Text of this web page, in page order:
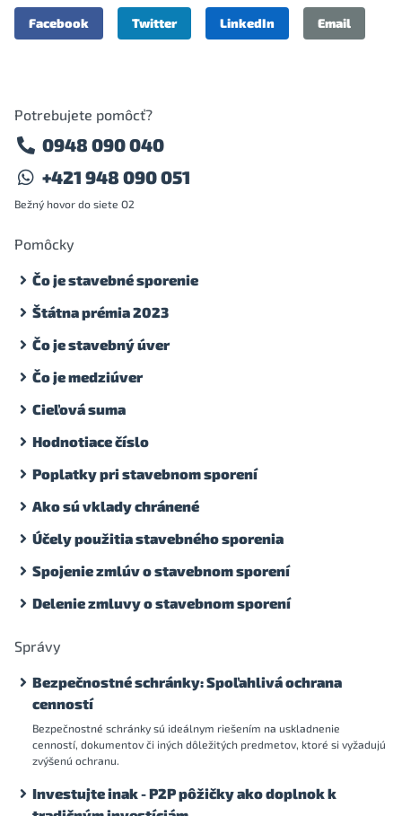
Facebook Twitter LinkedIn Email
Potrebujete pomôcť?
0948 090 040
+421 948 090 051
Bežný hovor do siete O2
Pomôcky
Čo je stavebné sporenie
Štátna prémia 2023
Čo je stavebný úver
Čo je medziúver
Cieľová suma
Hodnotiace číslo
Poplatky pri stavebnom sporení
Ako sú vklady chránené
Účely použitia stavebného sporenia
Spojenie zmlúv o stavebnom sporení
Delenie zmluvy o stavebnom sporení
Správy
Bezpečnostné schránky: Spoľahlivá ochrana
cenností
Bezpečnostné schránky sú ideálnym riešením na uskladnenie
cenností, dokumentov či iných dôležitých predmetov, ktoré si vyžadujú
zvýšenú ochranu.
Investujte inak - P2P pôžičky ako doplnok k